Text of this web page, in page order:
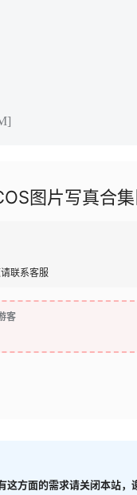
图片写真合
联系客服
客
方面的需求请关闭本站，